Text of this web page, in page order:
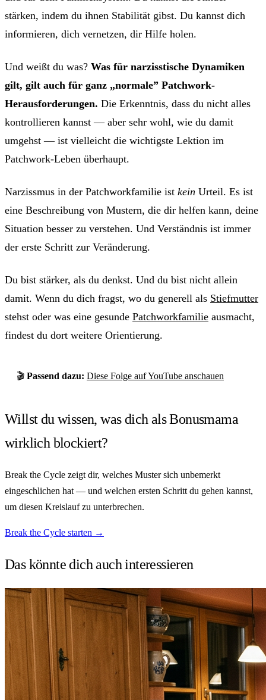
stärken, indem du ihnen Stabilität gibst. Du kannst dich
informieren, dich vernetzen, dir Hilfe holen.
Und weißt du was? Was für narzisstische Dynamiken
gilt, gilt auch für ganz „normale” Patchwork-
Herausforderungen. Die Erkenntnis, dass du nicht alles
kontrollieren kannst — aber sehr wohl, wie du damit
umgehst — ist vielleicht die wichtigste Lektion im
Patchwork-Leben überhaupt.
Narzissmus in der Patchworkfamilie ist kein Urteil. Es ist
eine Beschreibung von Mustern, die dir helfen kann, deine
Situation besser zu verstehen. Und Verständnis ist immer
der erste Schritt zur Veränderung.
Du bist stärker, als du denkst. Und du bist nicht allein
damit. Wenn du dich fragst, wo du generell als Stiefmutter
stehst oder was eine gesunde Patchworkfamilie ausmacht,
findest du dort weitere Orientierung.
🎬 Passend dazu: Diese Folge auf YouTube anschauen
Willst du wissen, was dich als Bonusmama
wirklich blockiert?
Break the Cycle zeigt dir, welches Muster sich unbemerkt
eingeschlichen hat — und welchen ersten Schritt du gehen kannst,
um diesen Kreislauf zu unterbrechen.
Break the Cycle starten →
Das könnte dich auchinteressieren